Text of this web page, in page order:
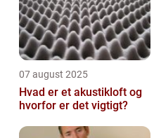
07 august 2025
Hvad er et akustikloft og
hvorfor er det vigtigt?